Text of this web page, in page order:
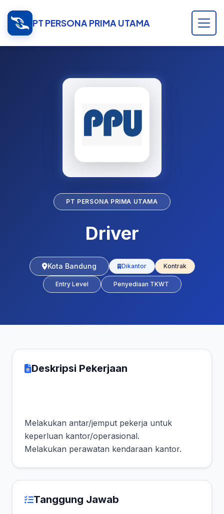
PT PERSONA PRIMA UTAMA
PT PERSONA PRIMA UTAMA
Driver
Kota Bandung Dikantor Kontrak
Entry Level Penyediaan TKWT
Deskripsi Pekerjaan
Melakukan antar/jemput pekerja untuk
keperluan kantor/operasional.
Melakukan perawatan kendaraan kantor.
Tanggung Jawab